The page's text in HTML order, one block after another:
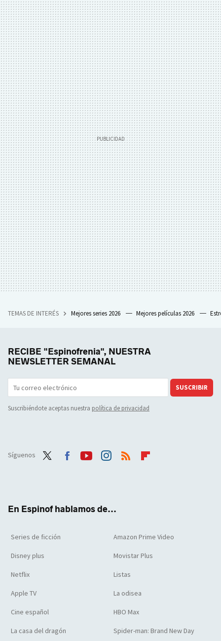
TEMAS DE INTERÉS Mejores series 2026 Mejores películas 2026
RECIBE "Espinofrenia", NUESTRA
NEWSLETTER SEMANAL
SUSCRIBIR
Suscribiéndote aceptas nuestra política de privacidad
Síguenos
En Espinof hablamos de...
Series de ficción Amazon Prime Video
Disney plus Movistar Plus
Netflix Listas
Apple TV La odisea
Cine español HBO Max
La casa del dragón Spider-man: Brand New Day